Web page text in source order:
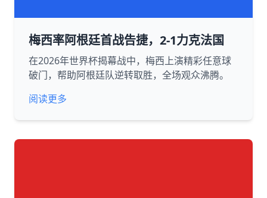
梅西率阿根廷首战告捷，2-1力克法国
在2026年世界杯揭幕战中，梅西上演精彩任意球
破门，帮助阿根廷队逆转取胜，全场观众沸腾。
阅读更多